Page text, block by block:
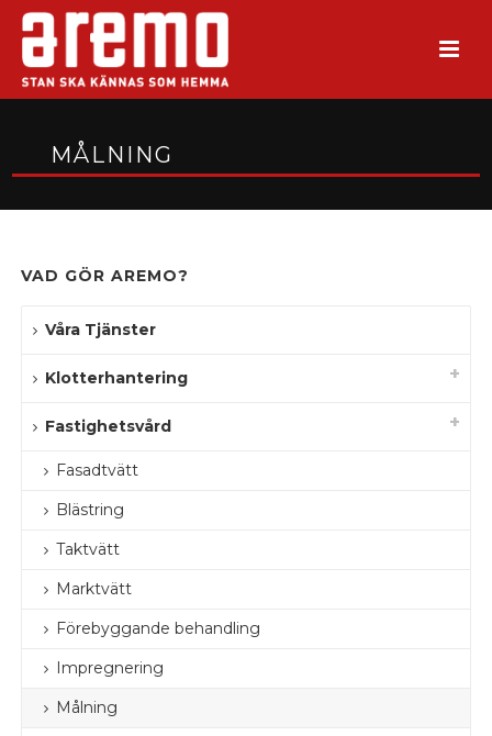
MÅLNING
VAD GÖR AREMO?
Våra Tjänster
Klotterhantering
Fastighetsvård
Fasadtvätt
Blästring
Taktvätt
Marktvätt
Förebyggande behandling
Impregnering
Målning